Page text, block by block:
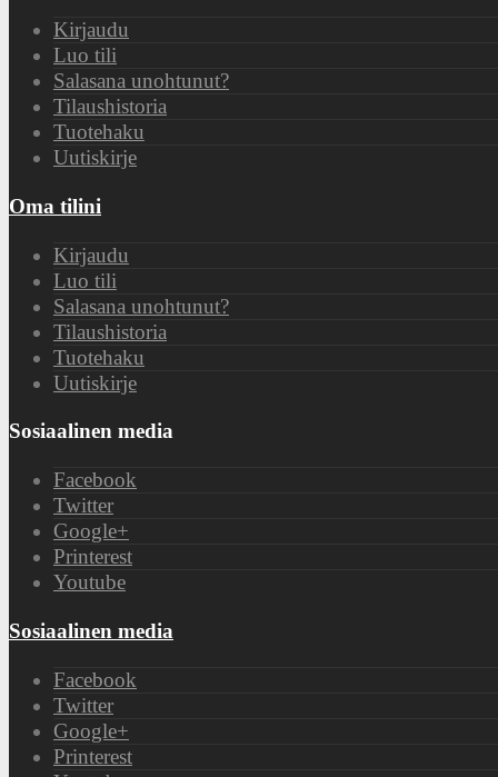
Kirjaudu
Luo tili
Salasana unohtunut?
Tilaushistoria
Tuotehaku
Uutiskirje
Oma tilini
Kirjaudu
Luo tili
Salasana unohtunut?
Tilaushistoria
Tuotehaku
Uutiskirje
Sosiaalinen media
Facebook
Twitter
Google+
Printerest
Youtube
Sosiaalinen media
Facebook
Twitter
Google+
Printerest